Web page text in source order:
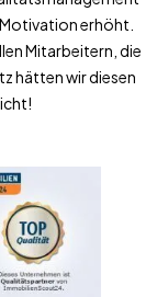
erhöht.
Mitarbeitern, die
hätten wir diesen